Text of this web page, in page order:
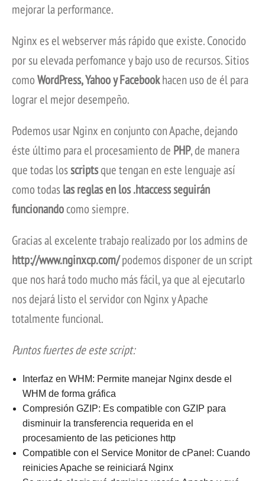
mejorar la performance.
Nginx es el webserver más rápido que existe. Conocido
por su elevada perfomance y bajo uso de recursos. Sitios
comoWordPress, Yahoo y Facebookhacen uso de él para
lograr el mejor desempeño.
Podemos usar Nginx en conjunto con Apache, dejando
éste último para el procesamiento de PHP, de manera
que todas losscriptsque tengan en este lenguaje así
como todaslas reglas en los .htaccess seguirán
funcionandocomo siempre.
Gracias al excelente trabajo realizado por los admins de
http://www.nginxcp.com/podemos disponer de un script
que nos hará todo mucho más fácil, ya que al ejecutarlo
nos dejará listo el servidor con Nginx y Apache
totalmente funcional.
Puntos fuertes de este script:
Interfaz en WHM: Permite manejar Nginx desde el
WHM de forma gráfica
Compresión GZIP: Es compatible con GZIP para
disminuir la transferencia requerida en el
procesamiento de las peticiones http
Compatible con el Service Monitor de cPanel: Cuando
reinicies Apache se reiniciará Nginx